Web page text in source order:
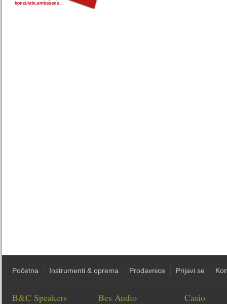
Početna Instrumenti & oprema Prodavnice Prijavi se
B&C Speakers Bes Audio Casio